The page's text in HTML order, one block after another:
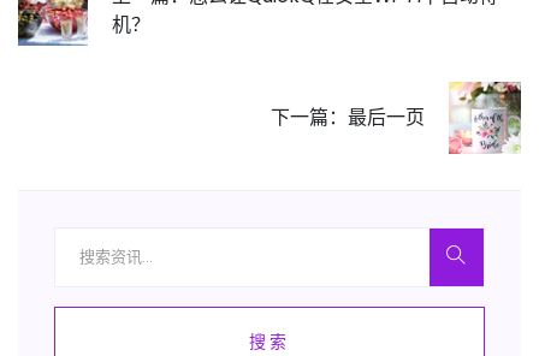
机？
下一篇：最后一页
搜索